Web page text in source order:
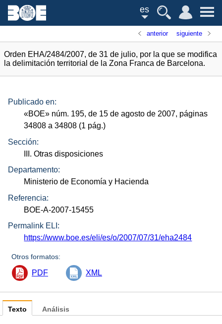
es
anterior siguiente
Orden EHA/2484/2007, de 31 de julio, por la que se modifica
la delimitación territorial de la Zona Franca de Barcelona.
Publicado en:
«BOE» núm. 195, de 15 de agosto de 2007, páginas
34808 a 34808 (1 pág.)
Sección:
III. Otras disposiciones
Departamento:
Ministerio de Economía y Hacienda
Referencia:
BOE-A-2007-15455
Permalink ELI:
https://www.boe.es/eli/es/o/2007/07/31/eha2484
Otros formatos:
PDF XML
Texto Análisis